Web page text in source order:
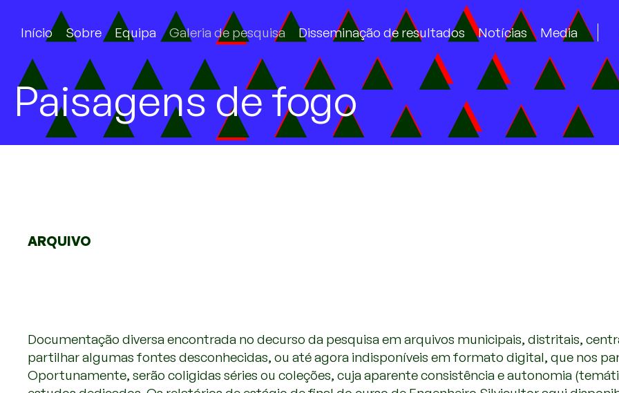
Início Sobre Equipa Galeria de pesquisa Disseminação de resultados Notícias Media
Paisagens de fogo
ARQUIVO
Documentação diversa encontrada no decurso da pesquisa em arquivos municipais, distritais,
partilhar algumas fontes desconhecidas, ou até agora indisponíveis em formato digital, que nos
Oportunamente, serão coligidas séries ou coleções, cuja aparente consistência e autonomia